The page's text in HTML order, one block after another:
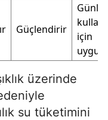
Güçlendirir
için
üzerinde
su tüketimini